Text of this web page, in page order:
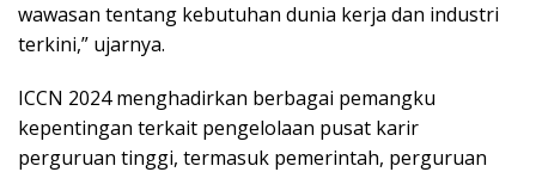
wawasan tentang kebutuhan dunia kerja dan industri
terkini,” ujarnya.
ICCN 2024 menghadirkan berbagai pemangku
kepentingan terkait pengelolaan pusat karir
perguruan tinggi, termasuk pemerintah, perguruan